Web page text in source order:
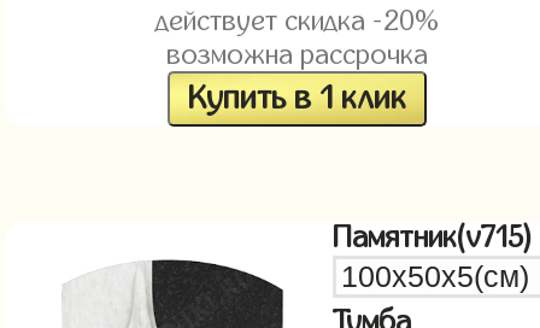
действует скидка -20%
возможна рассрочка
Купить в 1 клик
Памятник(v715)